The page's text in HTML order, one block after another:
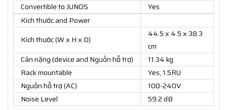
Convertible to JUNOS
Yes
Kích thước and Power
Kích thước (W x H x D)
44.5 x 4.5 x 38.3
cm
Cân nặng (device and Nguồn hỗ trợ)
11.34 kg
Rack mountable
Yes, 1.5RU
Nguồn hỗ trợ (AC)
100-240V
Noise Level
59.2 dB